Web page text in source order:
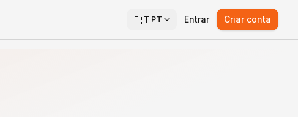
🇵🇹PT Entrar Criar conta